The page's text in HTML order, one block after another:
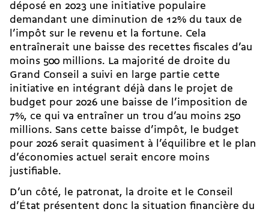
déposé en 2023 une initiative populaire
demandant une diminution de 12% du taux de
l’impôt sur le revenu et la fortune. Cela
entraînerait une baisse des recettes fiscales d’au
moins 500 millions. La majorité de droite du
Grand Conseil a suivi en large partie cette
initiative en intégrant déjà dans le projet de
budget pour 2026 une baisse de l’imposition de
7%, ce qui va entraîner un trou d’au moins 250
millions. Sans cette baisse d’impôt, le budget
pour 2026 serait quasiment à l’équilibre et le plan
d’économies actuel serait encore moins
justifiable.
D’un côté, le patronat, la droite et le Conseil
d’État présentent donc la situation financière du